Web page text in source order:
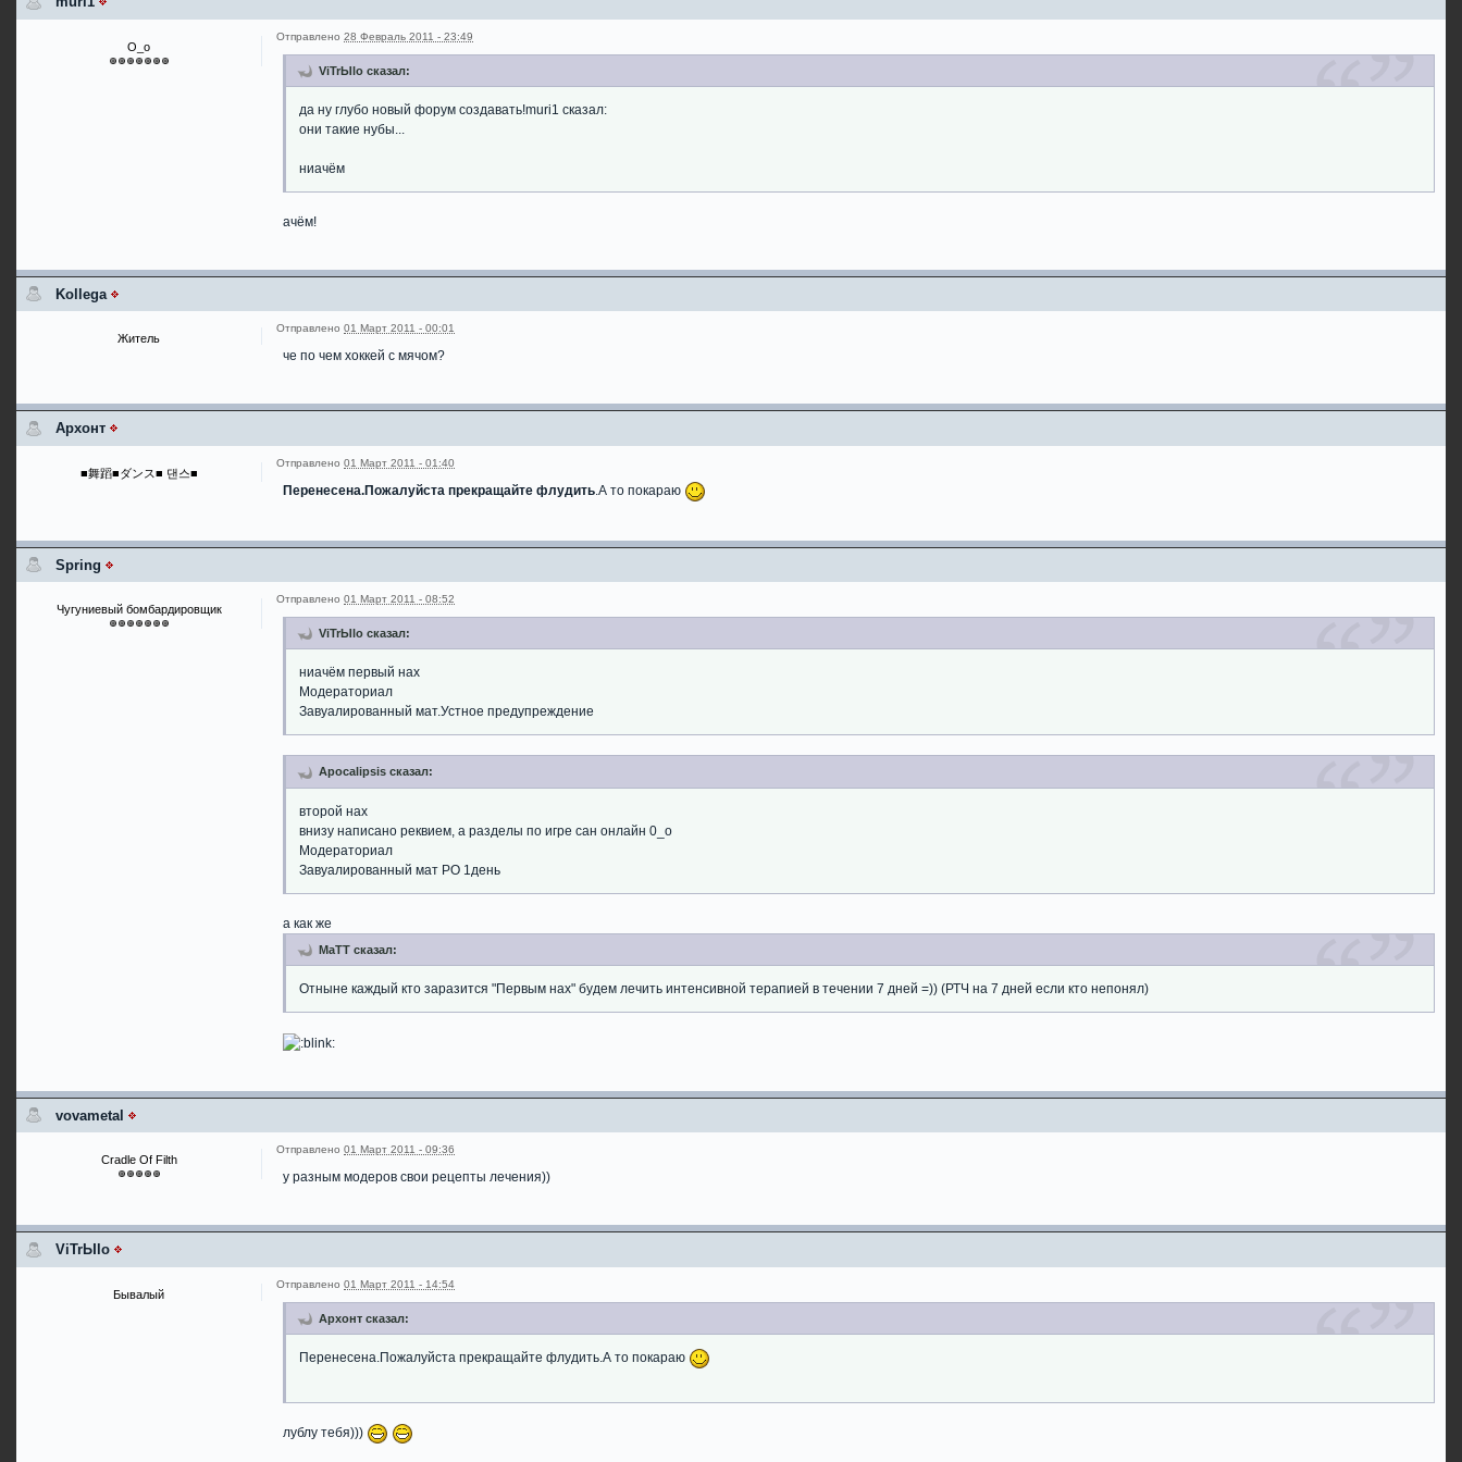
О_о
Отправлено 28 Февраль 2011 - 23:49
ViTrЫlo сказал:
да ну глубо новый форум создавать!muri1 сказал:
они такие нубы...
ниачём
ачём!
Kollega
Житель
Отправлено 01 Март 2011 - 00:01
че по чем хоккей с мячом?
Архонт
■舞蹈■ダンス■ 댄스■
Отправлено 01 Март 2011 - 01:40
Перенесена.Пожалуйста прекращайте флудить.А то покараю
Spring
Чугуниевый бомбардировщик
Отправлено 01 Март 2011 - 08:52
ViTrЫlo сказал:
ниачём первый нах
Модераториал
Завуалированный мат.Устное предупреждение
Apocalipsis сказал:
второй нах
внизу написано реквием, а разделы по игре сан онлайн 0_о
Модераториал
Завуалированный мат РО 1день
а как же
MaTT сказал:
Отныне каждый кто заразится "Первым нах" будем лечить интенсивной терапией в течении 7 дней =)) (РТЧ на 7 дней если кто непонял)
vovametal
Cradle Of Filth
Отправлено 01 Март 2011 - 09:36
у разным модеров свои рецепты лечения))
ViTrЫlo
Бывалый
Отправлено 01 Март 2011 - 14:54
Архонт сказал:
Перенесена.Пожалуйста прекращайте флудить.А то покараю
лублу тебя)))